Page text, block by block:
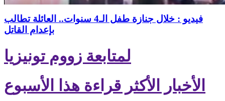
فيديو : خلال جنازة طفل الـ4 سنوات.. العائلة تطالب
بإعدام القاتل
لمتابعة زووم تونيزيا
الأخبار الأكثر قراءة هذا الأسبوع